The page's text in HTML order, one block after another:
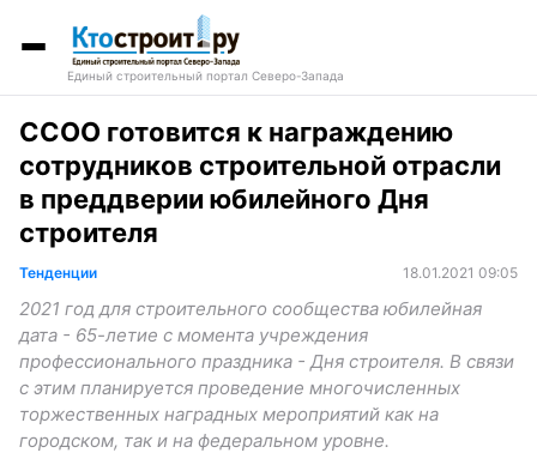
Единый строительный портал Северо-Запада
ССОО готовится к награждению
сотрудников строительной отрасли
в преддверии юбилейного Дня
строителя
Тенденции 18.01.2021 09:05
2021 год для строительного сообщества юбилейная
дата - 65-летие с момента учреждения
профессионального праздника - Дня строителя. В связи
с этим планируется проведение многочисленных
торжественных наградных мероприятий как на
городском, так и на федеральном уровне.